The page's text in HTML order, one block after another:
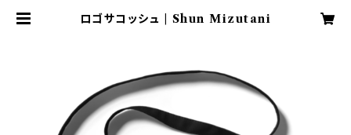
ロゴサコッシュ | Shun Mizutani